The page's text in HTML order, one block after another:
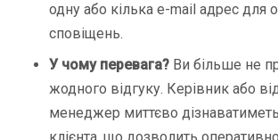
одну або кілька e-mail адрес для
сповіщень.
У чому перевага? Ви більше не
жодного відгуку. Керівник або
менеджер миттєво